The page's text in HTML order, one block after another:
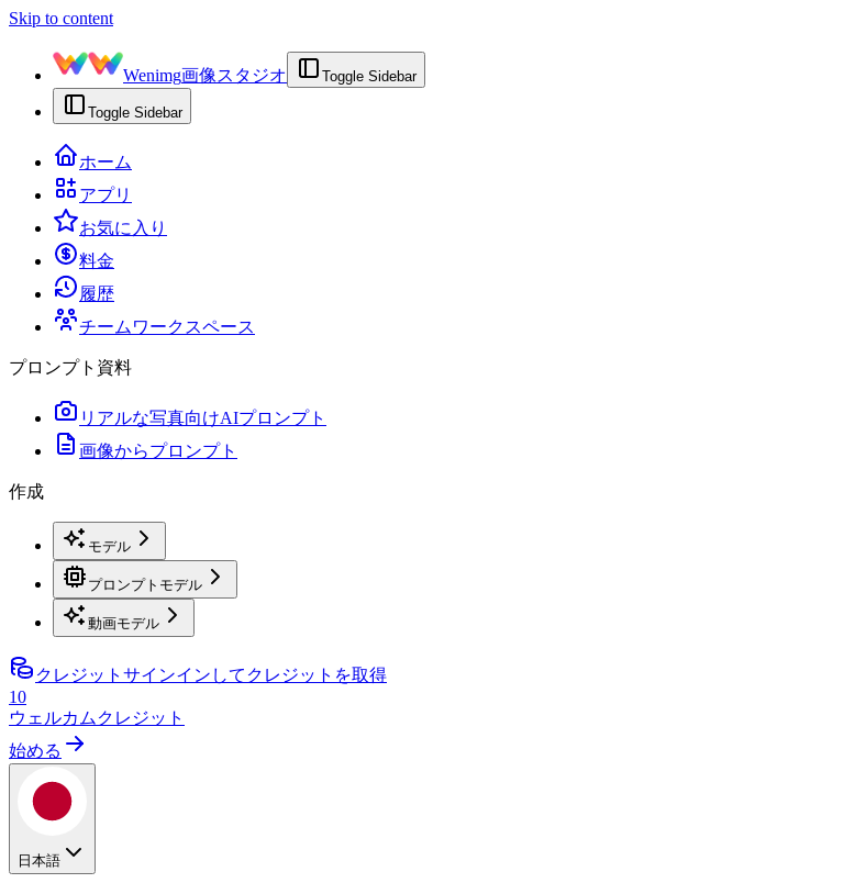
Skip to content
Wenimg画像スタジオ Toggle Sidebar
Toggle Sidebar
ホーム
アプリ
お気に入り
料金
履歴
チームワークスペース
プロンプト資料
リアルな写真向けAIプロンプト
画像からプロンプト
作成
モデル
プロンプトモデル
動画モデル
クレジット サインインしてクレジットを取得
10
ウェルカムクレジット
始める
日本語